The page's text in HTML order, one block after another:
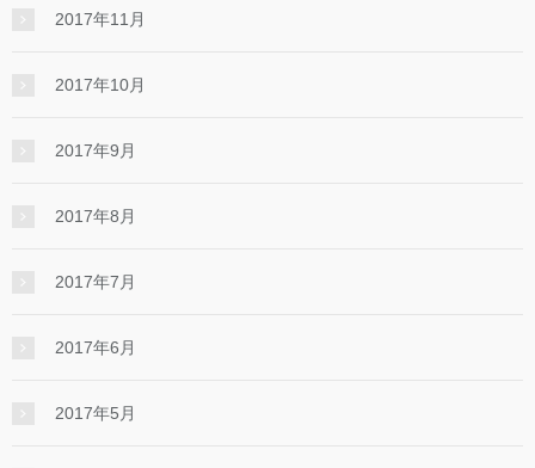
2017年11月
2017年10月
2017年9月
2017年8月
2017年7月
2017年6月
2017年5月